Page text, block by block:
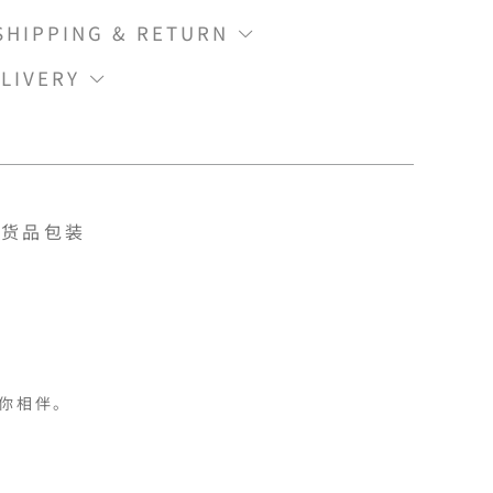
& RETURN
货品包装
相伴。